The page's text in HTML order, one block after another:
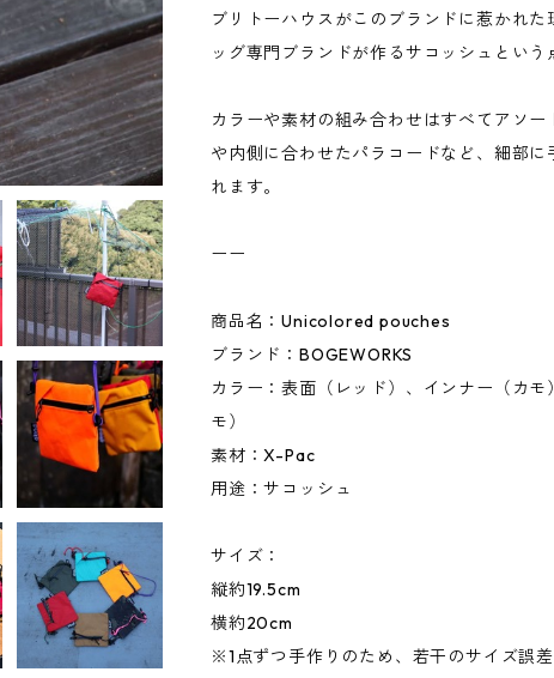
ブリトーハウスがこのブランドに惹かれた
ッグ専門ブランドが作るサコッシュという
カラーや素材の組み合わせはすべてアソー
や内側に合わせたパラコードなど、細部に
れます。
ーー
商品名：Unicolored pouches
ブランド：BOGEWORKS
カラー：表面（レッド）、インナー（カモ
モ）
素材：X-Pac
用途：サコッシュ
サイズ：
縦約19.5cm
横約20cm
※1点ずつ手作りのため、若干のサイズ誤